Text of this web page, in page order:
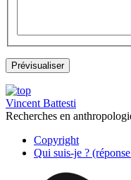
Vincent Battesti
Recherches en
Copyright
Qui suis-je ?